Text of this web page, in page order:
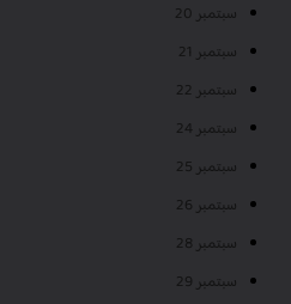
سبتمبر 20
سبتمبر 21
سبتمبر 22
سبتمبر 24
سبتمبر 25
سبتمبر 26
سبتمبر 28
سبتمبر 29